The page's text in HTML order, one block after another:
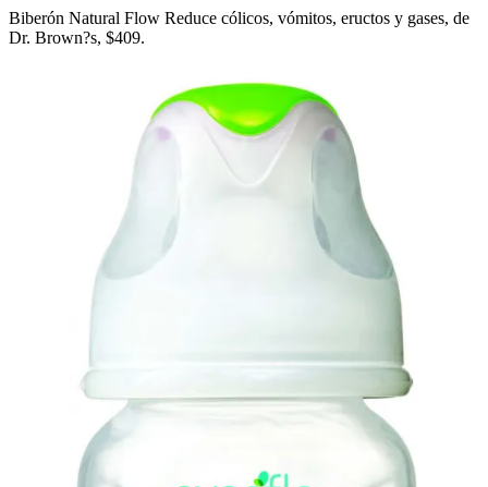
Biberón Natural Flow Reduce cólicos, vómitos, eructos y gases, de
Dr. Brown?s, $409.